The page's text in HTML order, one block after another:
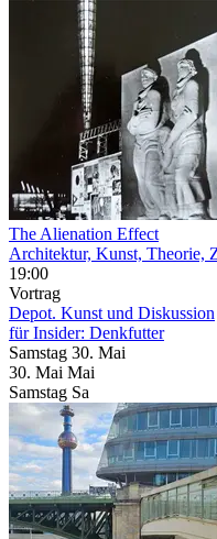
The Alienation Effect
Architektur, Kunst, Theorie,
19:00
Vortrag
Depot. Kunst und Diskussion
für Insider: Denkfutter
Samstag 30. Mai
30. Mai Mai
Samstag Sa